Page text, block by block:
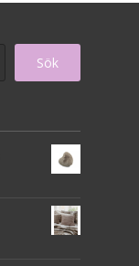
Sök